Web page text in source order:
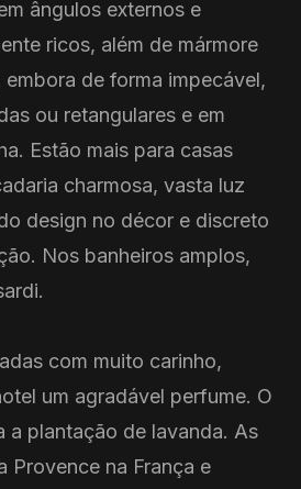
ângulos externos e
ricos, além de mármore
de forma impecável,
ou retangulares e em
Estão mais para casas
charmosa, vasta luz
design no décor e discreto
Nos banheiros amplos,
com muito carinho,
um agradável perfume. O
a plantação de lavanda. As
Provence na França e